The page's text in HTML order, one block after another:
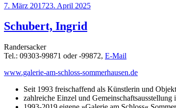
Veröffentlicht
7. März 201723. April 2025
Schubert, Ingrid
Randersacker
Tel.: 09303-99871 oder -99872, E-Mail
www.galerie-am-schloss-sommerhausen.de
Seit 1993 freischaffend als Künstlerin und
zahlreiche Einzel und